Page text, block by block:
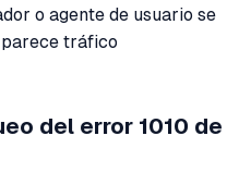
o agente de usuario se
tráfico
del error 1010 de